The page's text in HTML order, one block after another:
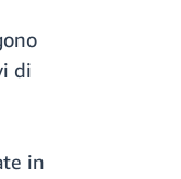
di
in